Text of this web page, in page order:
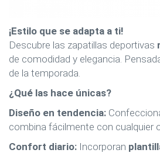
¡Estilo que se adapta a ti!
Descubre las zapatillas deportivas
de comodidad y elegancia.
de la temporada.
¿Qué las hace únicas?
Diseño en tendencia:
combina fácilmente con cualquier
Confort diario: Incorporan